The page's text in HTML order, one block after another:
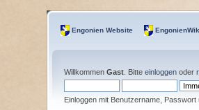
Engonien Website
WillkommenGast . Bitteeinloggen oder
Einloggen mit Benutzername, Passwort